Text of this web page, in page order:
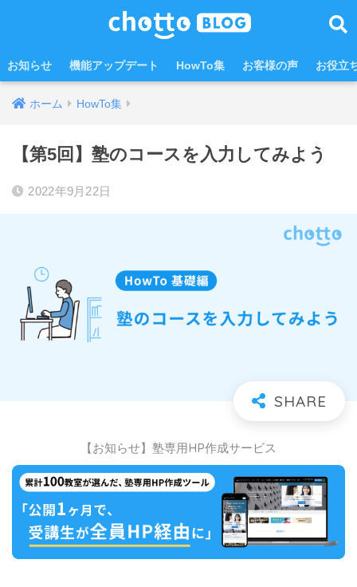
お知らせ 機能アップデート HowTo集 お客様の声 お役立
ホーム HowTo集
【第5回】塾のコースを入力してみよう
2022年9月22日
【お知らせ】塾専用HP作成サービス